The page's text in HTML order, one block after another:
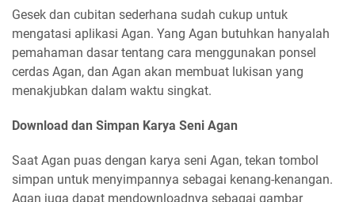
Gesek dan cubitan sederhana sudah cukup untuk
mengatasi aplikasi Agan. Yang Agan butuhkan hanyalah
pemahaman dasar tentang cara menggunakan ponsel
cerdas Agan, dan Agan akan membuat lukisan yang
menakjubkan dalam waktu singkat.
Download dan Simpan Karya Seni Agan
Saat Agan puas dengan karya seni Agan, tekan tombol
simpan untuk menyimpannya sebagai kenang-kenangan.
Agan juga dapat mendownloadnya sebagai gambar